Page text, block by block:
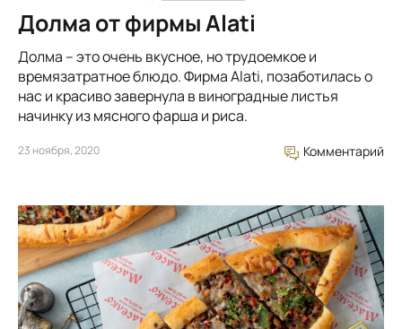
Долма от фирмы Alati
Долма – это очень вкусное, но трудоемкое и
времязатратное блюдо. Фирма Alati, позаботилась о
нас и красиво завернула в виноградные листья
начинку из мясного фарша и риса.
23 ноября, 2020 Комментарий